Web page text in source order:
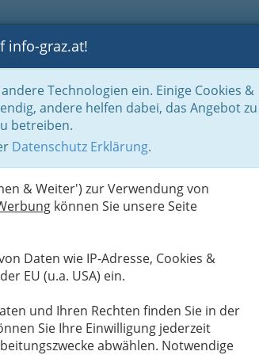
GASTRONOMIE BRANCHEN MEIN IG
info-graz.at!
Technologien ein. Einige Cookies &
andere helfen dabei, das Angebot zu
betreiben.
Datenschutz Erklärung.
& Weiter') zur Verwendung von
können Sie unsere Seite
Daten wie IP-Adresse, Cookies &
EU (u.a. USA) ein.
und Ihren Rechten finden Sie in der
Sie Ihre Einwilligung jederzeit
abwählen. Notwendige
Die